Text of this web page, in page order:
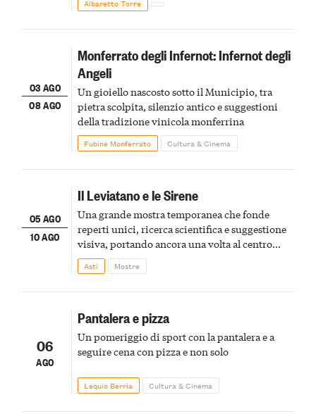
Albaretto Torre
03 AGO
08 AGO
Monferrato degli Infernot: Infernot degli
Angeli
Un gioiello nascosto sotto il Municipio, tra
pietra scolpita, silenzio antico e suggestioni
della tradizione vinicola monferrina
Fubine Monferrato Cultura & Cinema
05 AGO
10 AGO
Il Leviatano e le Sirene
Una grande mostra temporanea che fonde
reperti unici, ricerca scientifica e suggestione
visiva, portando ancora una volta al centro
della scena le meraviglie del passato astigiano
Asti Mostre
06
AGO
Pantalera e pizza
Un pomeriggio di sport con la pantalera e a
seguire cena con pizza e non solo
Lequio Berria Cultura & Cinema